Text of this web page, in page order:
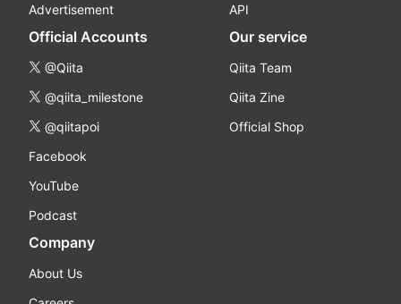
Advertisement
API
Official Accounts
@Qiita
@qiita_milestone
@qiitapoi
Facebook
YouTube
Podcast
Our service
Qiita Team
Qiita Zine
Official Shop
Company
About Us